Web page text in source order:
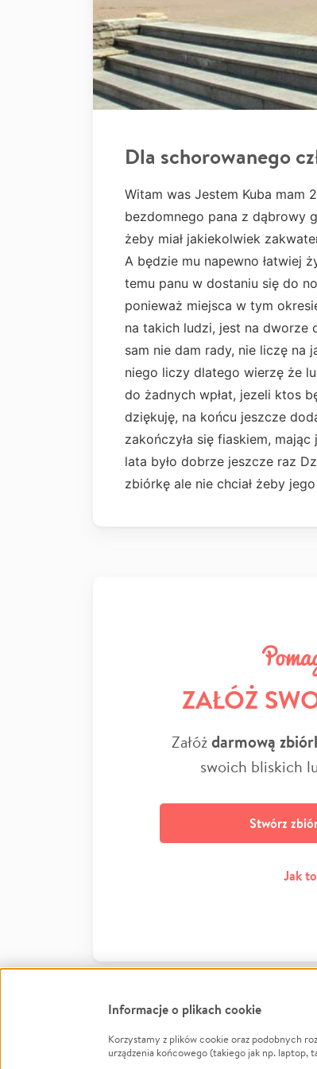
Dla schorowanego
Witam was Jestem Kuba mam
bezdomnego pana z dąbrowy
żeby miał jakiekolwiek
A będzie mu napewno łatwiej
temu panu w dostaniu się do
ponieważ miejsca w tym
na takich ludzi, jest na dworze
sam nie dam rady, nie liczę na
niego liczy dlatego wierzę że
do żadnych wpłat, jezeli ktos
dziękuję, na końcu jeszcze
zakończyła się fiaskiem,
lata było dobrze jeszcze raz
zbiórkę ale nie chciał żeby
ZAŁÓŻ
Załóżdarmową
swoich bliskich
Stwórz
Jak
Informacje o plikach cookie
Korzystamy z plików cookie oraz podobnych
urządzenia końcowego (takiego jak np. laptop,